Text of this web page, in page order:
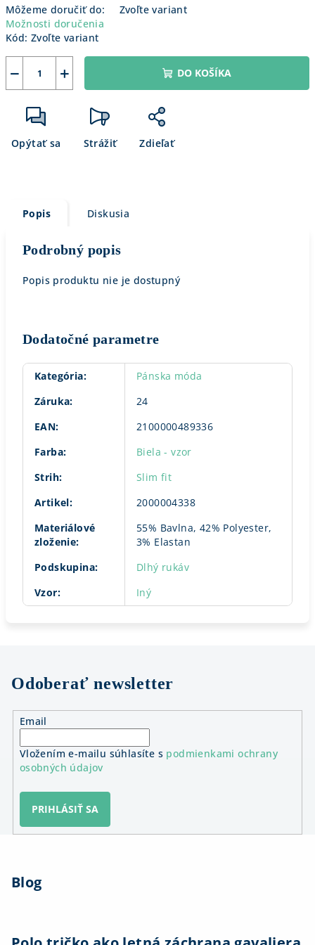
Môžeme doručiť do:
Zvoľte variant
Možnosti doručenia
Kód: Zvoľte variant
+
− DO KOŠÍKA
Opýtať sa Strážiť Zdieľať
Popis Diskusia
Podrobný popis
Popis produktu nie je dostupný
Dodatočné parametre
Kategória:
Pánska móda
Záruka:
24
EAN:
2100000489336
Farba:
Biela - vzor
Strih:
Slim fit
Artikel:
2000004338
Materiálové
zloženie:
55% Bavlna, 42% Polyester,
3% Elastan
Podskupina:
Dlhý rukáv
Vzor: Iný
Odoberať newsletter
Email
Vložením e-mailu súhlasíte s podmienkami ochrany
osobných údajov
PRIHLÁSIŤ SA
Blog